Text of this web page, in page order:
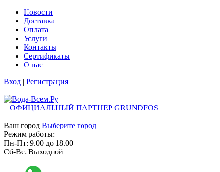
Новости
Доставка
Оплата
Услуги
Контакты
Cертификаты
О нас
Вход | Регистрация
ОФИЦИАЛЬНЫЙ ПАРТНЕР GRUNDFOS
Ваш город Выберите город
Режим работы:
Пн-Пт: 9.00 до 18.00
Сб-Вс: Выходной